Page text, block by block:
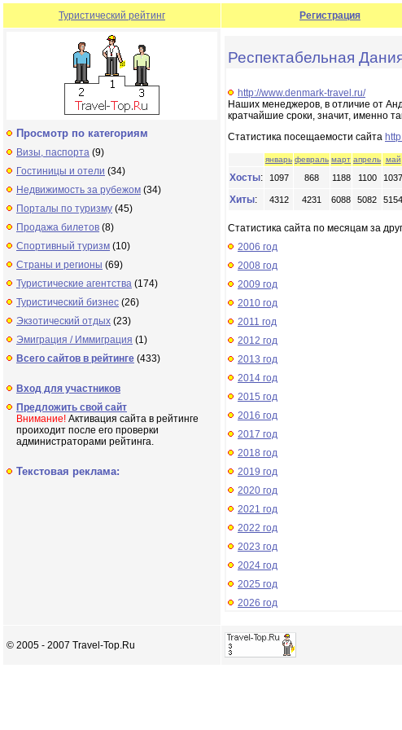
Туристический рейтинг Регистрация
Просмотр по категориям
Визы, паспорта (9)
Гостиницы и отели (34)
Недвижимость за рубежом (34)
Порталы по туризму (45)
Продажа билетов (8)
Спортивный туризм (10)
Страны и регионы (69)
Туристические агентства (174)
Туристический бизнес (26)
Экзотический отдых (23)
Эмиграция / Иммиграция (1)
Всего сайтов в рейтинге (433)
Вход для участников
Предложить свой сайт
Внимание! Активация сайта в рейтинге
проиходит после его проверки
администраторами рейтинга.
Текстовая реклама:
Респектабельная
http://www.denmark-travel.ru/
Наших менеджеров, в отличие от
кратчайшие сроки, значит, именно
Статистика посещаемости сайта
январь февраль март апрель май
Хосты: 1097 868 1188 1100 1037
Хиты: 4312 4231 6088 5082 5154
Статистика сайта по месяцам за
2006 год
2008 год
2009 год
2010 год
2011 год
2012 год
2013 год
2014 год
2015 год
2016 год
2017 год
2018 год
2019 год
2020 год
2021 год
2022 год
2023 год
2024 год
2025 год
2026 год
© 2005 - 2007 Travel-Top.Ru